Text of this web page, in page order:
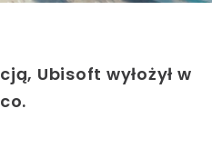
Ubisoft wyłożył w